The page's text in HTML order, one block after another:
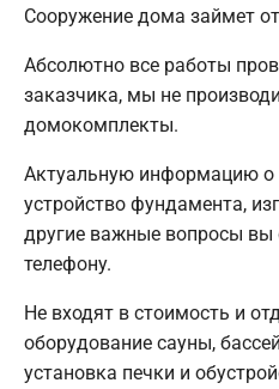
Сооружение дома займет
Абсолютно все работы
заказчика, мы не
домокомплекты.
Актуальную информацию о
устройство фундамента,
другие важные вопросы вы
телефону.
Не входят в стоимость и
оборудование сауны,
установка печки и